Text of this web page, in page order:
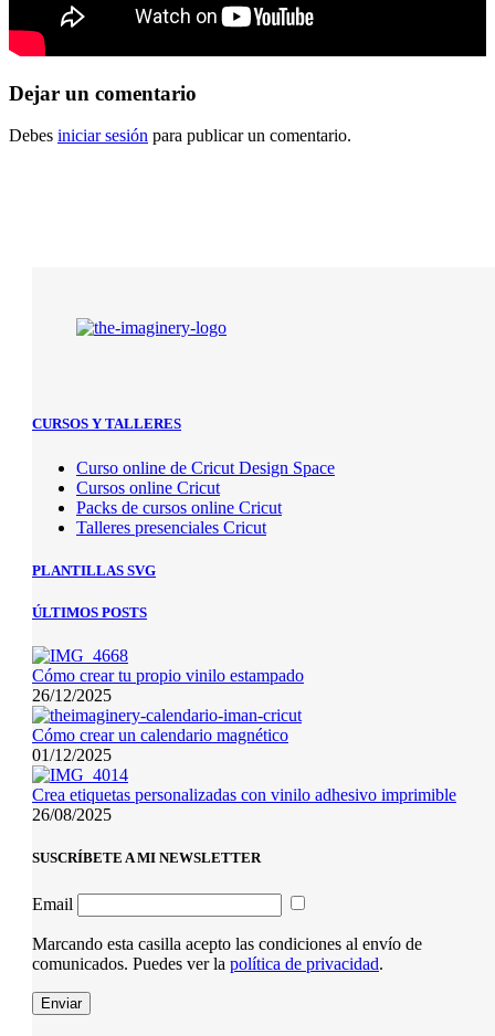
Dejar un comentario
Debes iniciar sesión para publicar un comentario.
CURSOS Y TALLERES
Curso online de Cricut Design Space
Cursos online Cricut
Packs de cursos online Cricut
Talleres presenciales Cricut
PLANTILLAS SVG
ÚLTIMOS POSTS
Cómo crear tu propio vinilo estampado
26/12/2025
Cómo crear un calendario magnético
01/12/2025
Crea etiquetas personalizadas con vinilo adhesivo imprimible
26/08/2025
SUSCRÍBETE A MI NEWSLETTER
Email
Marcando esta casilla acepto las condiciones al envío de
comunicados. Puedes ver la política de privacidad.
Enviar